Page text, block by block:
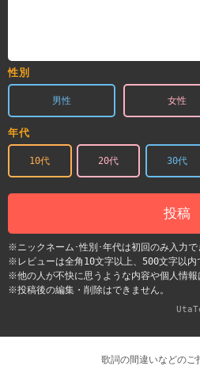
性別
男性 女性
年代
10代 20代 30代
投稿
※ニックネーム･性別･年代は初回のみ入力で
※レビューは全角10文字以上、500文字以内
※他の人が不快に思うような内容や個人情報
※投稿後の編集・削除はできません。
歌詞の間違いなどのご